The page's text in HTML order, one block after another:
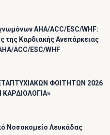
AHA/ACC/ESC/WHF:
της Καρδιακής Ανεπάρκειας
ACC/ESC/WHF
ΦΟΙΤΗΤΩΝ 2026
Νοσοκομείο Λευκάδας